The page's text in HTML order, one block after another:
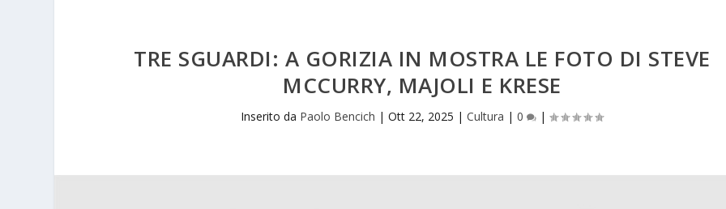
TRE SGUARDI: A GORIZIA IN MOSTRA LE FOTO DI STEVE
MCCURRY, MAJOLI E KRESE
Inserito da Paolo Bencich |Ott 22, 2025 |Cultura |0 |